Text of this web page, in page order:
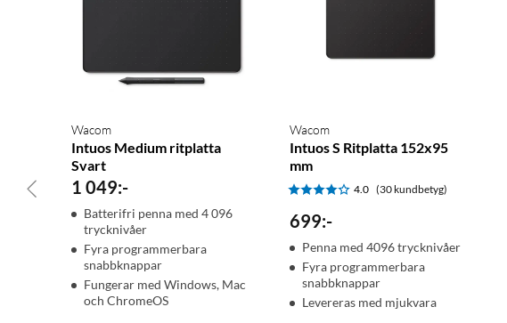
Wacom
Intuos Medium ritplatta
Svart
1 049:-
Batterifri penna med 4 096
trycknivåer
Fyra programmerbara
snabbknappar
Fungerar med Windows, Mac
och ChromeOS
Wacom
Intuos S Ritplatta 152x95
mm
4.0 (30 kundbetyg)
699:-
Penna med 4096 trycknivåer
Fyra programmerbara
snabbknappar
Levereras med mjukvara